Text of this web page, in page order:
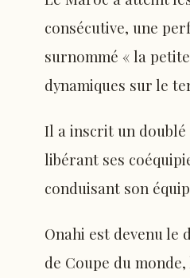
consécutive, une
surnommé « la
dynamiques sur le
Il a inscrit un doublé
libérant ses
conduisant son
Onahi est devenu le
de Coupe du